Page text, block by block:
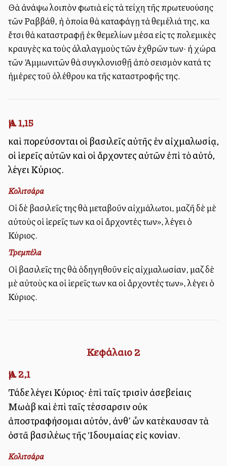
Θὰ ἀνάψω λοιπὸν φωτιὰ εἰς τὰ τείχη τῆς πρωτευούσης
τῶν Ραββάθ, ἡ ὁποία θὰ καταφάγῃ τὰ θεμέλιά της, καὶ
ἔτσι θὰ καταστραφῇ ἐκ θεμελίων μέσα εἰς τὶς πολεμικὲς
κραυγὲς καὶ τοὺς ἀλαλαγμοὺς τῶν ἐχθρῶν των· ἡ χώρα
τῶν Ἀμμωνιτῶν θὰ συγκλονισθῇ ἀπὸ σεισμὸν κατά τὶς
ἡμέρες τοῦ ὀλέθρου καὶ τῆς καταστροφῆς της.
Ἀμ. 1,15
καὶ πορεύσονται οἱ βασιλεῖς αὐτῆς ἐν αἰχμαλωσίᾳ,
οἱ ἱερεῖς αὐτῶν καὶ οἱ ἄρχοντες αὐτῶν ἐπὶ τὸ αὐτό,
λέγει Κύριος.
Κολιτσάρα
Οἱ δὲ βασιλεῖς της θὰ μεταβοῦν αἰχμάλωτοι, μαζῆ δὲ μὲ
αὐτοὺς οἱ ἱερεῖς των καὶ οἱ ἄρχοντές των», λέγει ὁ
Κύριος.
Τρεμπέλα
Οἱ βασιλεῖς της θὰ ὁδηγηθοῦν εἰς αἰχμαλωσίαν, μαζὶ δὲ
μὲ αὐτοὺς καὶ οἱ ἱερεῖς των καὶ οἱ ἄρχοντές των», λέγει ὁ
Κύριος.
Κεφάλαιο2
Ἀμ. 2,1
Τάδε λέγει Κύριος· ἐπὶ ταῖς τρισὶν ἀσεβείαις
Μωὰβ καὶ ἐπὶ ταῖς τέσσαρσιν οὐκ
ἀποστραφήσομαι αὐτόν, ἀνθ’ ὧν κατέκαυσαν τὰ
ὀστᾶ βασιλέως τῆς Ἰδουμαίας εἰς κονίαν.
Κολιτσάρα